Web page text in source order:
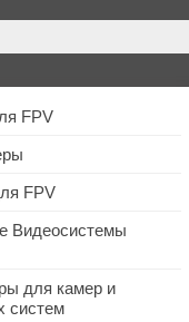
FPV
FPV
Видеосистемы
для камер и
систем